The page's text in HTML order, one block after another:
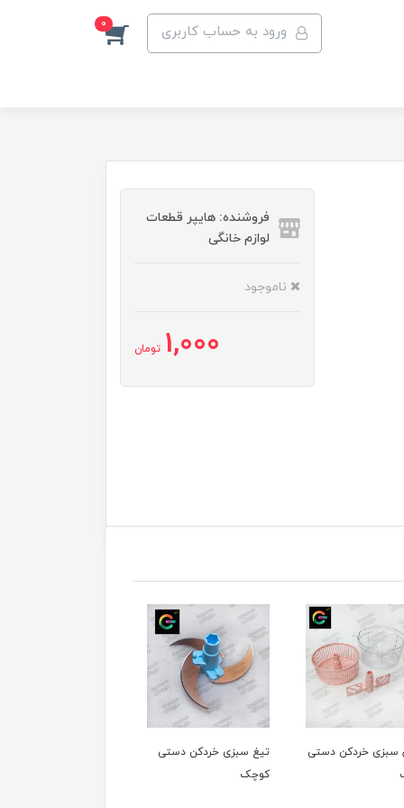
ورود به حساب کاربری 0
فروشنده: هایپر قطعات
لوازم خانگی
ناموجود
1,000 تومان
خردکن دستی
کاردک سبزی خرد کن